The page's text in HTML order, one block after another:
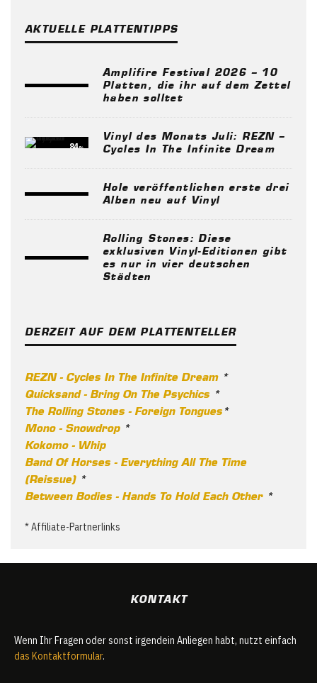
AKTUELLE PLATTENTIPPS
Amplifire Festival 2026 – 10
Platten, die ihr auf dem Zettel
haben solltet
84%
Vinyl des Monats Juli: REZN –
Cycles In The Infinite Dream
Hole veröffentlichen erste drei
Alben neu auf Vinyl
Rolling Stones: Diese
exklusiven Vinyl-Editionen gibt
es nur in vier deutschen
Städten
DERZEIT AUF DEM PLATTENTELLER
REZN - Cycles In The Infinite Dream*
Quicksand - Bring On The Psychics*
The Rolling Stones - Foreign Tongues*
Mono - Snowdrop*
Kokomo - Whip
Band Of Horses - Everything All The Time
(Reissue)*
Between Bodies - Hands To Hold Each Other*
* Affiliate-Partnerlinks
KONTAKT
Wenn Ihr Fragen oder sonst irgendein Anliegen habt, nutzt einfach
das Kontaktformular.